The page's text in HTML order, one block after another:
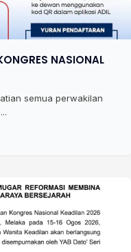
NASIONAL
semua perwakilan